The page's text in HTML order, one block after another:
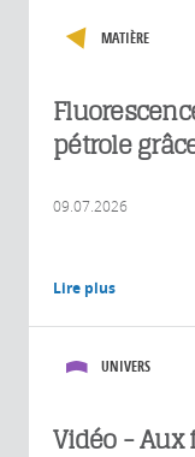
MATIÈRE
pétrole
09.07.2026
Lire plus
UNIVERS
Vidéo - Aux